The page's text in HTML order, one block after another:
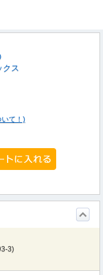
クス
いて！)
3)